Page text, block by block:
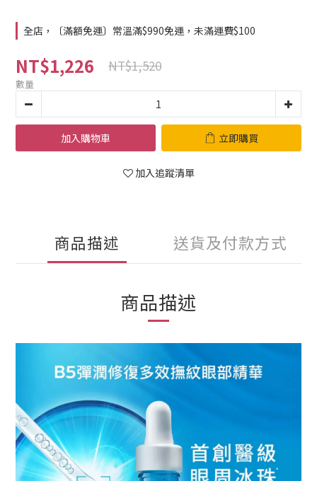
全店，〔滿額免運〕常溫滿$990免運，未滿運費$100
NT$1,226 NT$1,520
數量
加入購物車 立即購買
加入追蹤清單
商品描述 送貨及付款方式
商品描述